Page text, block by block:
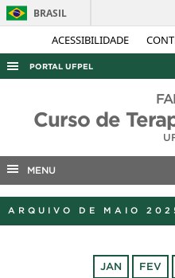
ACESSIBILIDADE
BRASIL
PORTAL UFPEL
AUDITORIA
CONCURSOS
Curso de
MENU
ARQUIVO DE MAIO
JAN FEV